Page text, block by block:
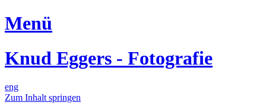
Menü
Knud Eggers - Fotografie
eng
Zum Inhalt springen